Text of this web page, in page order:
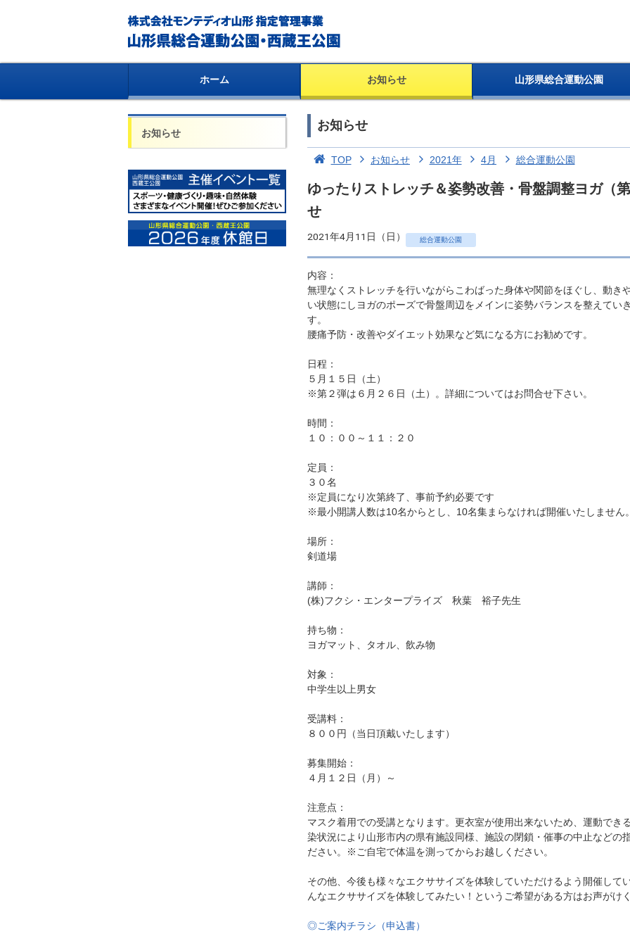
ホーム お知らせ 山形県総合運動公園
お知らせ
お知らせ
TOP お知らせ 2021年 4月 総合運動公園
ゆったりストレッチ＆姿勢改善・骨盤調整ヨガ
せ
2021年4月11日（日） 総合運動公園
内容：
無理なくストレッチを行いながらこわばった身体や関節をほぐし、動き
い状態にしヨガのポーズで骨盤周辺をメインに姿勢バランスを整えてい
す。
腰痛予防・改善やダイエット効果など気になる方にお勧めです。
日程：
５月１５日（土）
※第２弾は６月２６日（土）。詳細についてはお問合せ下さい。
時間：
１０：００～１１：２０
定員：
３０名
※定員になり次第終了、事前予約必要です
※最小開講人数は10名からとし、10名集まらなければ開催いたしません
場所：
剣道場
講師：
(株)フクシ・エンタープライズ 秋葉 裕子先生
持ち物：
ヨガマット、タオル、飲み物
対象：
中学生以上男女
受講料：
８００円（当日頂戴いたします）
募集開始：
４月１２日（月）～
注意点：
マスク着用での受講となります。更衣室が使用出来ないため、運動でき
染状況により山形市内の県有施設同様、施設の閉鎖・催事の中止などの
ださい。※ご自宅で体温を測ってからお越しください。
その他、今後も様々なエクササイズを体験していただけるよう開催して
んなエクササイズを体験してみたい！というご希望がある方はお声がけ
◎ご案内チラシ（申込書）